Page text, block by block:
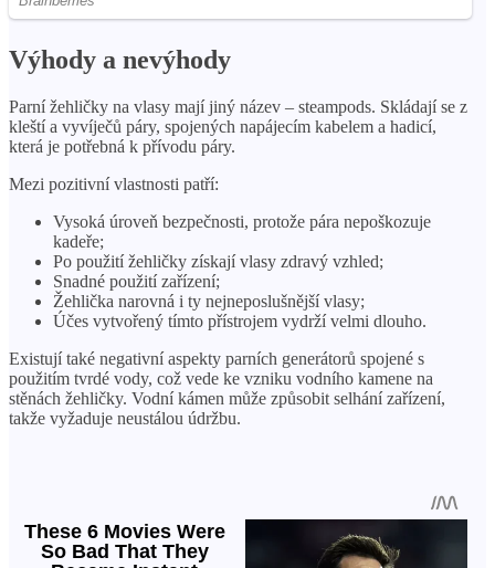
Výhody a nevýhody
Parní žehličky na vlasy mají jiný název – steampods. Skládají se z
kleští a vyvíječů páry, spojených napájecím kabelem a hadicí,
která je potřebná k přívodu páry.
Mezi pozitivní vlastnosti patří:
Vysoká úroveň bezpečnosti, protože pára nepoškozuje
kadeře;
Po použití žehličky získají vlasy zdravý vzhled;
Snadné použití zařízení;
Žehlička narovná i ty nejneposlušnější vlasy;
Účes vytvořený tímto přístrojem vydrží velmi dlouho.
Existují také negativní aspekty parních generátorů spojené s
použitím tvrdé vody, což vede ke vzniku vodního kamene na
stěnách žehličky. Vodní kámen může způsobit selhání zařízení,
takže vyžaduje neustálou údržbu.